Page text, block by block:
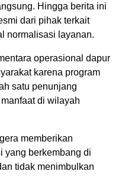
Hingga berita ini
dari pihak terkait
normalisasi layanan.
operasional dapur
karena program
satu penunjang
di wilayah
memberikan
yang berkembang di
tidak menimbulkan